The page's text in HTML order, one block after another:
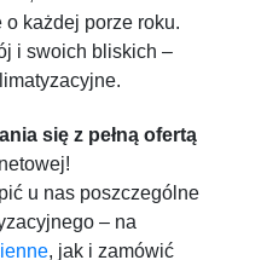
każdej porze roku.
i swoich bliskich –
się z pełną ofertą
u nas poszczególne
– na
, jak i zamówić